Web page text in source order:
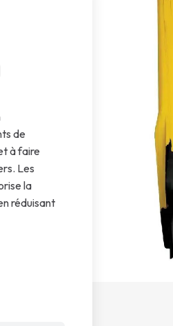
de
à faire
Les
la
réduisant